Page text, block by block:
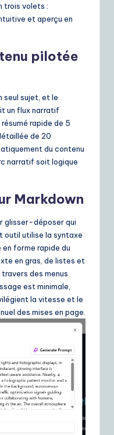
trois volets :
et aperçu en
pilotée
seul sujet, et le
un flux narratif
rapide de 5
de 20
du contenu
narratif soit logique
Markdown
glisser-déposer qui
outil utilise la syntaxe
en forme rapide du
en gras, de listes et
des menus
est minimale,
la vitesse et le
des mises en page.